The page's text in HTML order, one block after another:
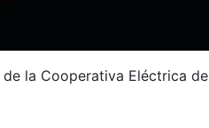
la Cooperativa Eléctrica de